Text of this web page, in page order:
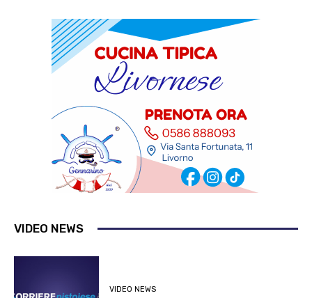
VIDEO NEWS
VIDEO NEWS